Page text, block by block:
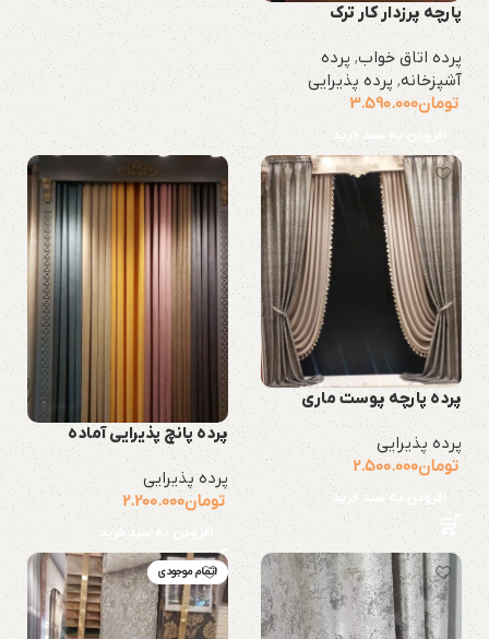
پارچه پرزدار کار ترک
پرده اتاق خواب, پرده
آشپزخانه, پرده پذیرایی
تومان3.590.000
افزودن به سبد خرید
پرده پارچه پوست ماری
پرده پذیرایی
تومان2.500.000
افزودن به سبد خرید
پرده پانچ پذیرایی آماده
پرده پذیرایی
تومان2.200.000
افزودن به سبد خرید
اتمام موجودی